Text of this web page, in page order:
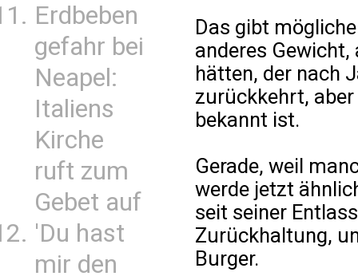
Erdbeben
gefahr bei
Neapel:
Italiens
Kirche
ruft zum
Gebet auf
'Du hast
mir den
Das gibt
anderes
hätten, der nach
zurückkehrt,
bekannt ist.
Gerade, weil
werde jetzt
seit seiner
Zurückhaltung,
Burger.